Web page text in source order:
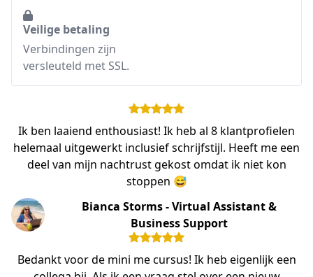
Veilige betaling
Verbindingen zijn
versleuteld met SSL.
Ik ben laaiend enthousiast! Ik heb al 8 klantprofielen
helemaal uitgewerkt inclusief schrijfstijl. Heeft me een
deel van mijn nachtrust gekost omdat ik niet kon
stoppen 😅
Bianca Storms - Virtual Assistant &
Business Support
Bedankt voor de mini me cursus! Ik heb eigenlijk een